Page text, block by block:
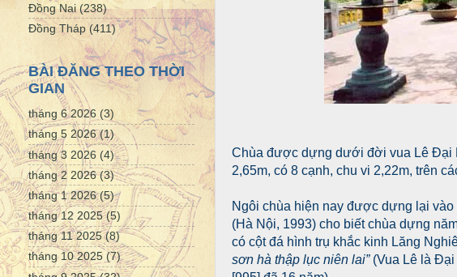
Chùa được dựng dưới đời vua Lê Đại
2,65m, có 8 cạnh, chu vi 2,22m, trên
Ngôi chùa hiện nay được dựng lại
(Hà Nội, 1993) cho biết chùa dựng
có cột đá hình trụ khắc kinh Lăng
sơn hà thập lục niên lai”(Vua Lê là Đại
Đồng Nai (238)
Đồng Tháp (411)
BÀI ĐĂNG THEO THỜI
GIAN
tháng 6 2026 (3)
tháng 5 2026(1)
tháng 3 2026 (4)
tháng 2 2026(3)
tháng 1 2026(5)
tháng 12 2025(5)
tháng 11 2025(8)
tháng 10 2025 (7)